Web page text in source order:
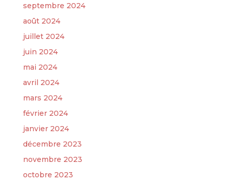
septembre 2024
août 2024
juillet 2024
juin 2024
mai 2024
avril 2024
mars 2024
février 2024
janvier 2024
décembre 2023
novembre 2023
octobre 2023